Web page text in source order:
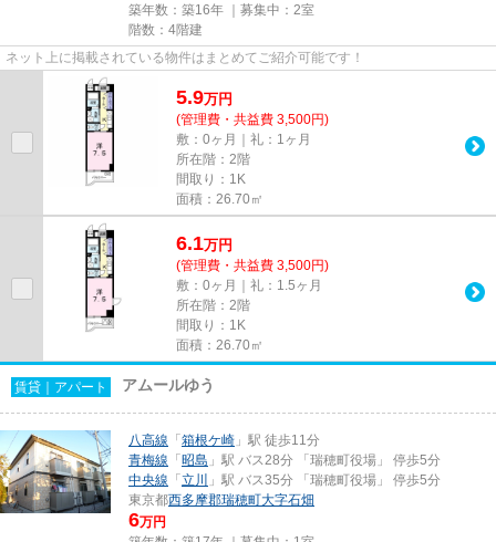
築年数：築16年 ｜募集中： 2室
階数：4階建
ネット上に掲載されている物件はまとめてご紹介可能です！
5.9万円
(管理費・共益費 3,500円)
敷：0ヶ月｜礼：1ヶ月
所在階：2階
間取り：1K
面積：26.70㎡
6.1万円
(管理費・共益費 3,500円)
敷：0ヶ月｜礼：1.5ヶ月
所在階：2階
間取り：1K
面積：26.70㎡
賃貸｜アパート アムールゆう
八高線 「箱根ケ崎 」駅 徒歩11分
青梅線 「昭島 」駅 バス28分 「瑞穂町役場」 停歩5分
中央線 「立川
」駅 バス35分 「瑞穂町役場」 停歩5分
東京都西多摩郡瑞穂町大字石畑
6万円